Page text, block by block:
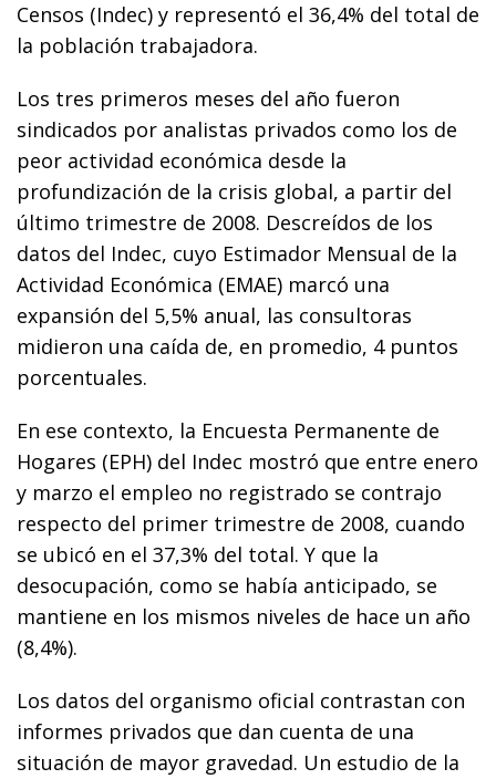
Censos (Indec) y representó el 36,4% del total de
la población trabajadora.
Los tres primeros meses del año fueron
sindicados por analistas privados como los de
peor actividad económica desde la
profundización de la crisis global, a partir del
último trimestre de 2008. Descreídos de los
datos del Indec, cuyo Estimador Mensual de la
Actividad Económica (EMAE) marcó una
expansión del 5,5% anual, las consultoras
midieron una caída de, en promedio, 4 puntos
porcentuales.
En ese contexto, la Encuesta Permanente de
Hogares (EPH) del Indec mostró que entre enero
y marzo el empleo no registrado se contrajo
respecto del primer trimestre de 2008, cuando
se ubicó en el 37,3% del total. Y que la
desocupación, como se había anticipado, se
mantiene en los mismos niveles de hace un año
(8,4%).
Los datos del organismo oficial contrastan con
informes privados que dan cuenta de una
situación de mayor gravedad. Un estudio de la